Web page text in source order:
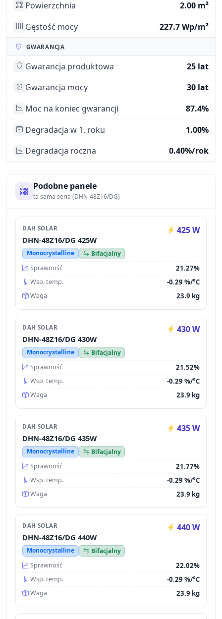
Powierzchnia
2.00 m²
Gęstość mocy
227.7 Wp/m²
GWARANCJA
Gwarancja produktowa
25 lat
Gwarancja mocy
30 lat
Moc na koniec gwarancji
87.4%
Degradacja w 1. roku
1.00%
Degradacja roczna
0.40%/rok
Podobne panele
ta sama seria (DHN-48Z16/DG)
DAH SOLAR 425 W
DHN-48Z16/DG 425W
Monocrystalline
Bifacjalny
Sprawność
21.27%
Wsp. temp. -0.29 %/°C
Waga 23.9 kg
DAH SOLAR 430 W
DHN-48Z16/DG 430W
Monocrystalline
Bifacjalny
Sprawność
21.52%
Wsp. temp. -0.29 %/°C
Waga 23.9 kg
DAH SOLAR 435 W
DHN-48Z16/DG 435W
Monocrystalline
Bifacjalny
Sprawność
21.77%
Wsp. temp. -0.29 %/°C
Waga 23.9 kg
DAH SOLAR 440 W
DHN-48Z16/DG 440W
Monocrystalline
Bifacjalny
Sprawność
22.02%
Wsp. temp. -0.29 %/°C
Waga 23.9 kg